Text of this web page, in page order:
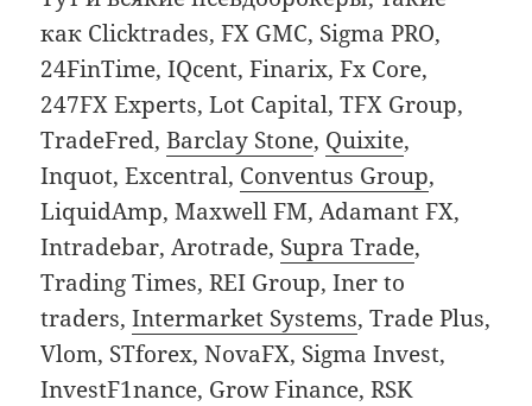
как Clicktrades, FX GMC, Sigma PRO,
24FinTime, IQcent, Finarix, Fx Core,
247FX Experts, Lot Capital, TFX Group,
TradeFred,Barclay Stone, Quixite,
Inquot, Excentral, Conventus Group,
LiquidAmp, Maxwell FM, Adamant FX,
Intradebar, Arotrade, Supra Trade,
Trading Times, REI Group, Iner to
traders,Intermarket Systems, Trade Plus,
Vlom, STforex, NovaFX, Sigma Invest,
InvestF1nance, Grow Finance, RSK